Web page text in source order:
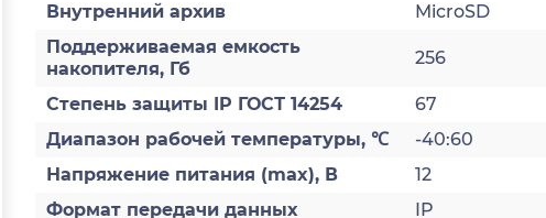
Внутренний архив
MicroSD
Поддерживаемая емкость
накопителя, Гб
256
Степень защиты IP ГОСТ 14254
67
Диапазон рабочей температуры, ℃
-40:60
Напряжение питания (max), В
12
Формат передачи данных
IP